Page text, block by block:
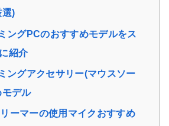
選)
ングPCのおすすめモデルをス
紹介
ングアクセサリー(マウスソー
モデル
ーマーの使用マイクおすすめ